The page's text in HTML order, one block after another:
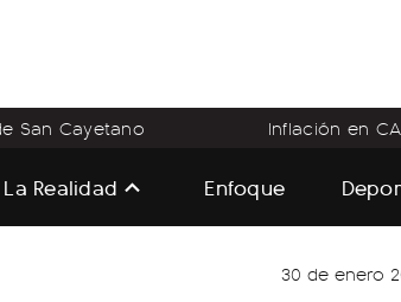
San Cayetano Inflación en
La Realidad Enfoque
30 de enero